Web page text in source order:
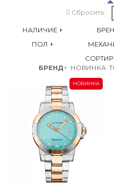
надлежащими документами,
Сбросить
НАЛИЧИЕ
ПОЛ
БРЕНД↑ НОВИНКА
НОВИНКА